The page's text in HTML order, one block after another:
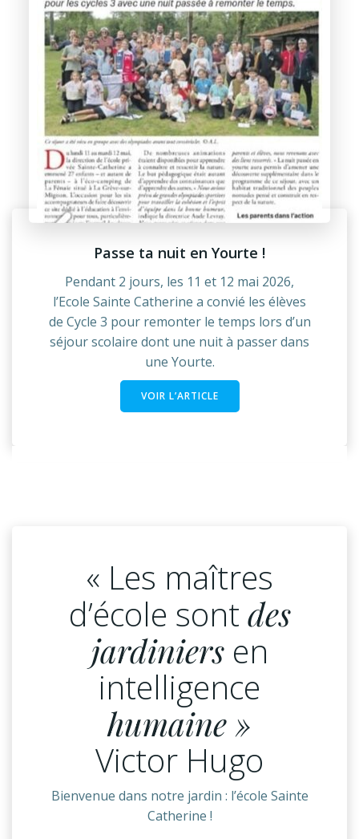
Passe ta nuit en Yourte !
Pendant 2 jours, les 11 et 12 mai 2026,
l’Ecole Sainte Catherine a convié les élèves
de Cycle 3 pour remonter le temps lors d’un
séjour scolaire dont une nuit à passer dans
une Yourte.
VOIR L’ARTICLE
« Les maîtres
d’école sont des
jardiniers en
intelligence
humaine »
Victor Hugo
Bienvenue dans notre jardin : l’école Sainte
Catherine !